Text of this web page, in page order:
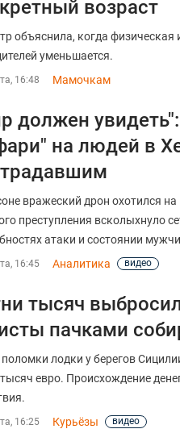
возраст
объяснила, когда физическая
уменьшается.
16:48 Мамочкам
должен
на людей в
вражеский дрон охотился
преступления всколыхнуло
атаки и состоянии
16:45 Аналитика видео
тысяч
пачками
поломки лодки у берегов
евро. Происхождение
16:25 Курьёзы видео